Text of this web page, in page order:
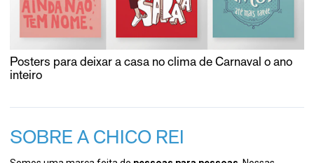
Posters para deixar a casa no clima de Carnaval o ano
inteiro
SOBRE A CHICO REI